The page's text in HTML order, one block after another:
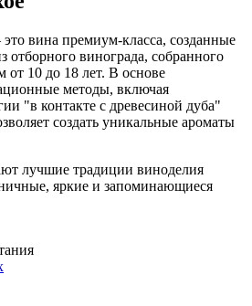
вина премиум-класса, созданные
отборного винограда, собранного
от 10 до 18 лет. В основе
методы, включая
"в контакте с древесиной дуба"
создать уникальные ароматы
лучшие традиции виноделия
яркие и запоминающиеся